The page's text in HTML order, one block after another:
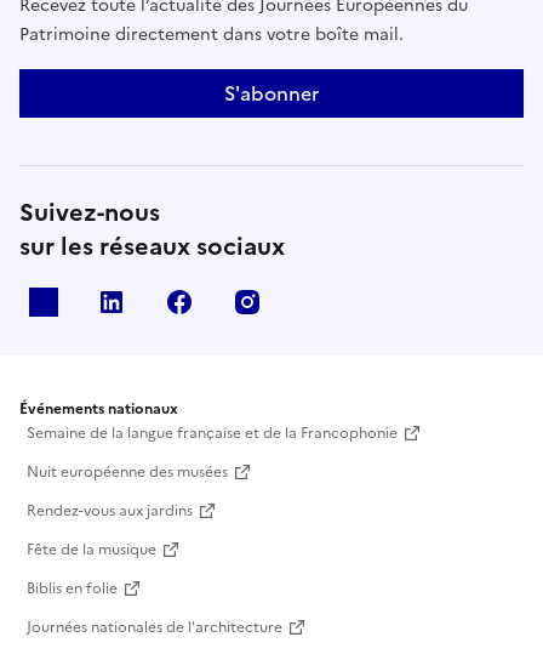
Recevez toute l’actualité des Journées Européennes du
Patrimoine directement dans votre boîte mail.
S'abonner
Suivez-nous
sur les réseaux sociaux
Linkedin Facebook
Événements nationaux
Semaine de la langue française et de la Francophonie
Nuit européenne des musées
Rendez-vous aux jardins
Fête de la musique
Biblis en folie
Journées nationales de l'architecture